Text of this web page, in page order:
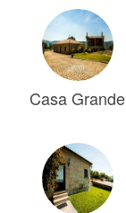
Casa Grande